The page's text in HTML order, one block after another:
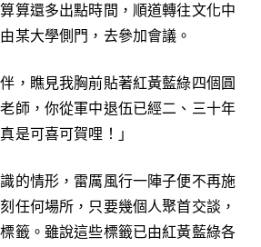
算還多出點時間，順道轉往文化中
某大學側門，去參加會議。
，瞧見我胸前貼著紅黃藍綠四個圓
師，你從軍中退伍已經二、三十年
是可喜可賀哩！」
的情形，雷厲風行一陣子便不再施
任何場所，只要幾個人聚首交談，
籤。雖說這些標籤已由紅黃藍綠各